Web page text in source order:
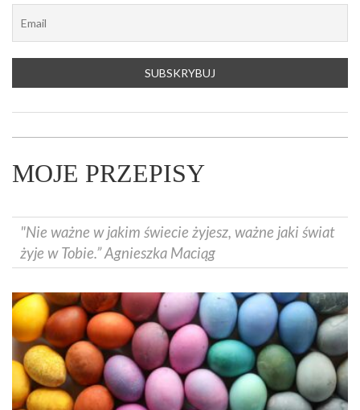
MOJE PRZEPISY
"Nie ważne w jakim świecie żyjesz, ważne jaki świat
żyje w Tobie.” Agnieszka Maciąg